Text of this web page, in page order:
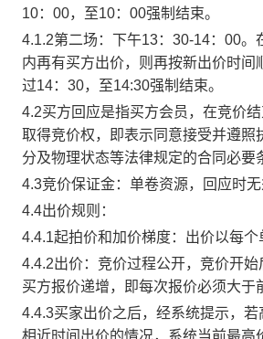
10：00，至10：00强制结束。
4.1.2第二场：下午13：30-14：00
内再有买方出价，则再按新出价时
过14：30，至14:30强制结束。
4.2买方回应是指买方会员，在竞价
取得竞价权，即表示同意接受并遵
分及物理状态等法律规定的合同必要
4.3竞价保证金：单卷资源，回应时无
4.4出价规则：
4.4.1起拍价和加价梯度：出价以每
4.4.2出价：竞价过程公开，竞价开
买方报价递增，即每次报价必须大
4.4.3买家出价之后，经系统提示，
相近时间出价的情况，系统当前最